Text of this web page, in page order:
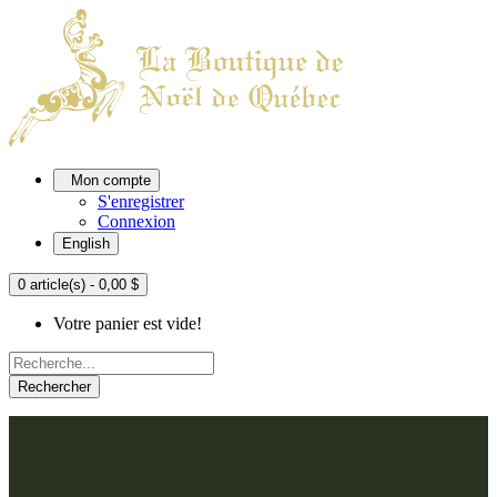
Mon compte
S'enregistrer
Connexion
English
0 article(s) - 0,00 $
Votre panier est vide!
Rechercher